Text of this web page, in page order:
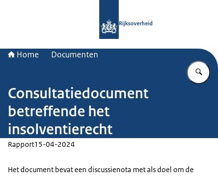
Rijksoverheid
Home Documenten
Consultatiedocument
betreffende het
insolventierecht
Rapport15-04-2024
Het document bevat een discussienota met als doel om de